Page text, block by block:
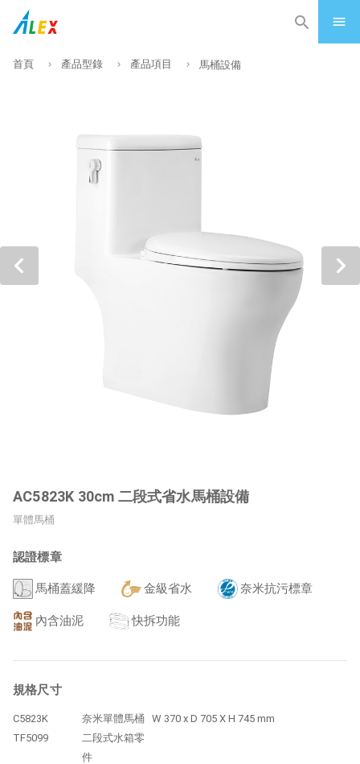
首頁 產品型錄 產品項目 馬桶設備
AC5823K 30cm 二段式省水馬桶設備
單體馬桶
認證標章
馬桶蓋緩降 金級省水 奈米抗污標章
內含油泥 快拆功能
規格尺寸
C5823K 奈米單體馬桶
W 370 x D 705 X H 745 mm
TF5099
二段式水箱零
件